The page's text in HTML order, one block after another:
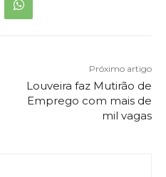
Próximo artigo
Louveira faz Mutirão de
Emprego com mais de
mil vagas